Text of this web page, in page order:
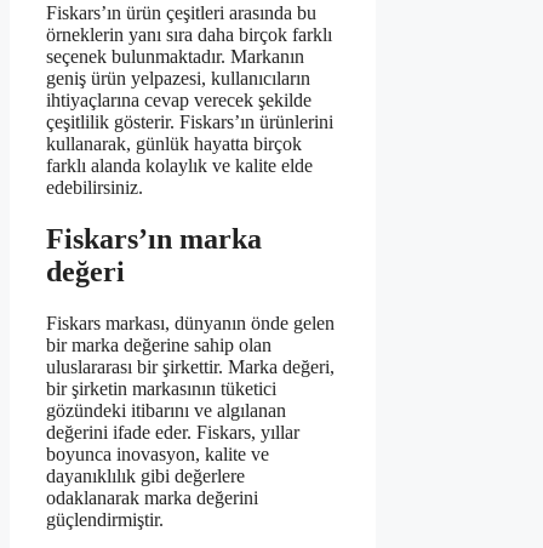
Fiskars’ın ürün çeşitleri arasında bu
örneklerin yanı sıra daha birçok farklı
seçenek bulunmaktadır. Markanın
geniş ürün yelpazesi, kullanıcıların
ihtiyaçlarına cevap verecek şekilde
çeşitlilik gösterir. Fiskars’ın ürünlerini
kullanarak, günlük hayatta birçok
farklı alanda kolaylık ve kalite elde
edebilirsiniz.
Fiskars’ın marka
değeri
Fiskars markası, dünyanın önde gelen
bir marka değerine sahip olan
uluslararası bir şirkettir. Marka değeri,
bir şirketin markasının tüketici
gözündeki itibarını ve algılanan
değerini ifade eder. Fiskars, yıllar
boyunca inovasyon, kalite ve
dayanıklılık gibi değerlere
odaklanarak marka değerini
güçlendirmiştir.